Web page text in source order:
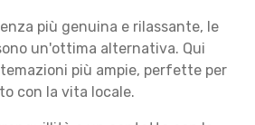
più genuina e rilassante, le
un'ottima alternativa. Qui
più ampie, perfette per
con la vita locale.